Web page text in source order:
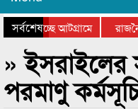
সর্বশেষ
হচ্ছে আটগ্রামে
পুরস্কার বিতরণ সম্পন্ন
» ইসরাইলের
পরমাণু